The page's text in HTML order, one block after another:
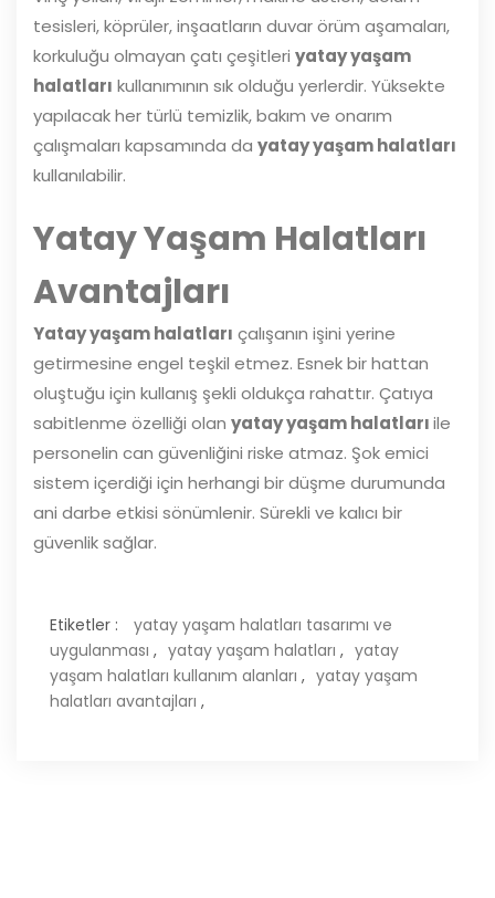
tesisleri, köprüler, inşaatların duvar örüm aşamaları,
korkuluğu olmayan çatı çeşitleri yatay yaşam
halatları kullanımının sık olduğu yerlerdir. Yüksekte
yapılacak her türlü temizlik, bakım ve onarım
çalışmaları kapsamında da yatay yaşam halatları
kullanılabilir.
Yatay Yaşam Halatları
Avantajları
Yatay yaşam halatları çalışanın işini yerine
getirmesine engel teşkil etmez. Esnek bir hattan
oluştuğu için kullanış şekli oldukça rahattır. Çatıya
sabitlenme özelliği olan yatay yaşam halatlarıile
personelin can güvenliğini riske atmaz. Şok emici
sistem içerdiği için herhangi bir düşme durumunda
ani darbe etkisi sönümlenir. Sürekli ve kalıcı bir
güvenlik sağlar.
Etiketler :
yatay yaşam halatları tasarımı ve
uygulanması , yatay yaşam halatları , yatay
yaşam halatları kullanım alanları , yatay yaşam
halatları avantajları ,